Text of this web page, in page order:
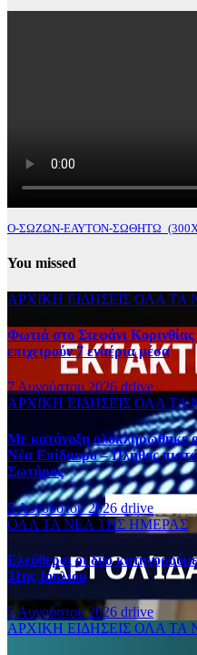
Ο-ΣΩΖΩΝ-ΕΑΥΤΟΝ-
You missed
ΑΡΧΙΚΗ ΕΙΔΗΣΕΙΣ ΟΛΑ ΤΑ
Φωτιά στο Στεφάνι
επιχειρούν 7 εναέρια μέσα
7 Αυγούστου 2026drlive
ΑΡΧΙΚΗ ΕΙΔΗΣΕΙΣ ΟΛΑ ΤΑ
Με κατάνυξη ολοκληρώθηκε ο
Νέα Επίδαυρο – Πλήθος
Σωτήρος
5 Αυγούστου 2026 drlive
ΟΛΑ ΤΑ ΝΕΑ ΤΗΣ ΗΜΕΡΑΣ
Ελεύθεροι οι δύο
31ης Ιουλίου
5 Αυγούστου 2026 drlive
ΑΡΧΙΚΗ ΕΙΔΗΣΕΙΣ ΟΛΑ ΤΑ